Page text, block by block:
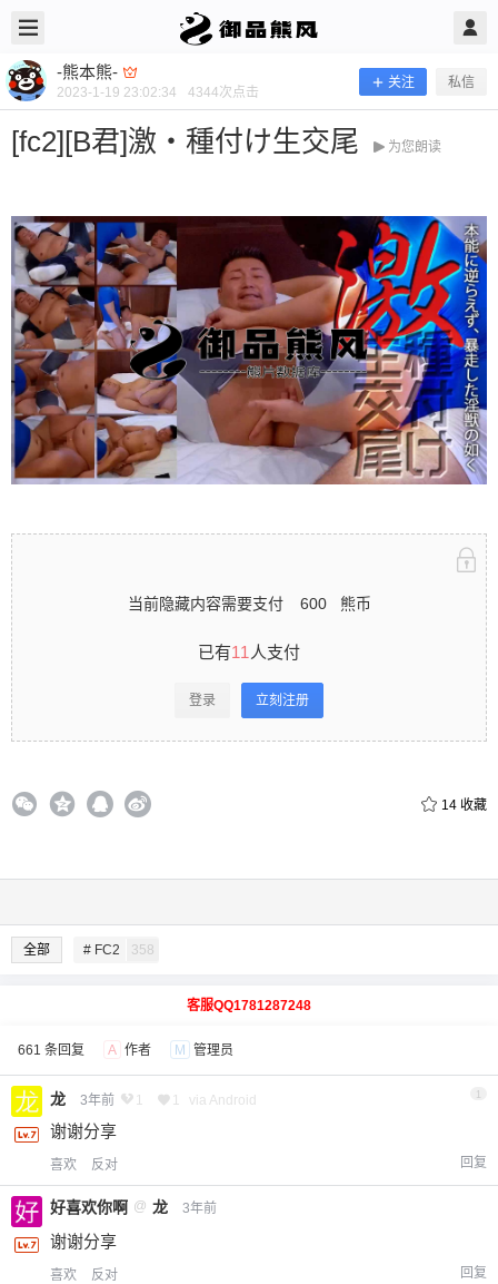
-熊本熊-
2023-1-19 23:02:34 4344次点击
关注 私信
[fc2][B君]激・種付け生交尾 为您朗读
当前隐藏内容需要支付 600 熊币
已有11 人支付
登录 立刻注册
14 收藏
全部 # FC2 358
-熊本熊- @ 御品熊风 2023/1/19
[fc2][B君]激・種付け生交尾
当前隐藏内容需要支付600熊币 已有11人支付 登录
客服QQ1781287248
661 条回复 A 作者 M 管理员
龙 3年前 1 1 via Android
谢谢分享
喜欢 反对 回复
好喜欢你啊 @ 龙 3年前
谢谢分享
喜欢 反对 回复